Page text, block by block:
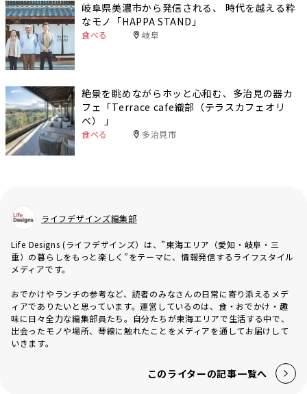
岐阜県美濃市から発信される、 時代を越える粋
なモノ「HAPPA STAND」
食べる 岐阜
絶景を眺めながらホッと心和む、多治見の器カ
フェ「Terrace cafe織部（テラスカフェオリ
ベ） 」
食べる 多治見市
ライフデザインズ編集部
Life Designs (ライフデザインズ）は、”東海エリア（愛知・岐阜・三
重）の暮らしをもっと楽しく”をテーマに、情報発信するライフスタイル
メディアです。
おでかけやランチの参考など、読者のみなさんの日常に寄り添えるメデ
ィアでありたいと思っています。運営しているのは、食・おでかけ・趣
味に日々全力な編集部員たち。自分たちが東海エリアで生活する中で、
出会ったモノや場所、琴線に触れたことをメディアを通してお届けして
いきます。
このライターの記事一覧へ